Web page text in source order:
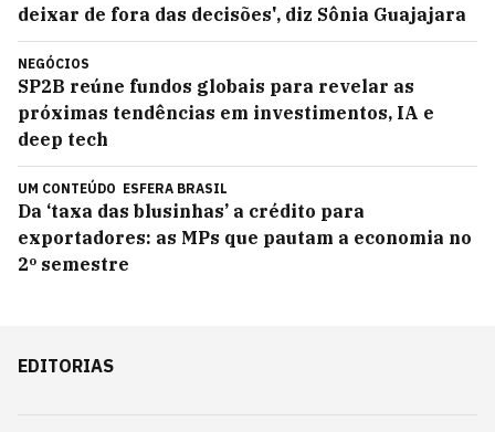
deixar de fora das decisões', diz Sônia Guajajara
NEGÓCIOS
SP2B reúne fundos globais para revelar as
próximas tendências em investimentos, IA e
deep tech
UM CONTEÚDO ESFERA BRASIL
Da ‘taxa das blusinhas’ a crédito para
exportadores: as MPs que pautam a economia no
2º semestre
EDITORIAS